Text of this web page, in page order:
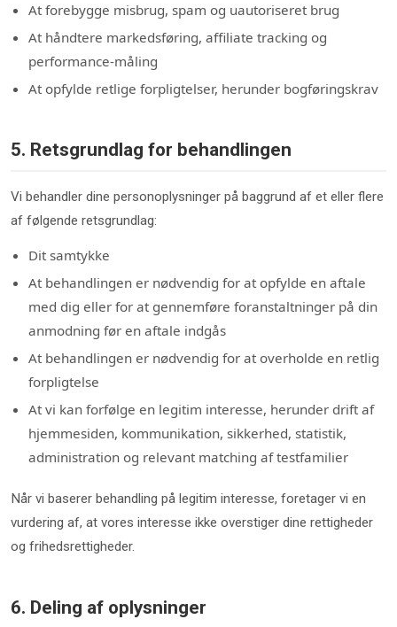
At forebygge misbrug, spam og uautoriseret brug
At håndtere markedsføring, affiliate tracking og
performance-måling
At opfylde retlige forpligtelser, herunder bogføringskrav
5. Retsgrundlag for behandlingen
Vi behandler dine personoplysninger på baggrund af et eller flere
af følgende retsgrundlag:
Dit samtykke
At behandlingen er nødvendig for at opfylde en aftale
med dig eller for at gennemføre foranstaltninger på din
anmodning før en aftale indgås
At behandlingen er nødvendig for at overholde en retlig
forpligtelse
At vi kan forfølge en legitim interesse, herunder drift af
hjemmesiden, kommunikation, sikkerhed, statistik,
administration og relevant matching af testfamilier
Når vi baserer behandling på legitim interesse, foretager vi en
vurdering af, at vores interesse ikke overstiger dine rettigheder
og frihedsrettigheder.
6. Deling af oplysninger